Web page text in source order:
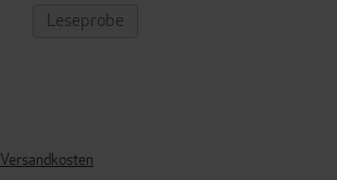
Versandkosten
ZUM
ANFANG
Leseprobe